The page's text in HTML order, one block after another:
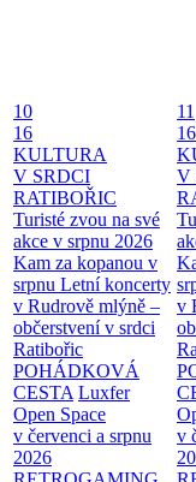
10
16
KULTURA
V SRDCI
RATIBOŘIC
Turisté zvou na své
akce v srpnu 2026
Kam za kopanou v
srpnu Letní koncerty
v Rudrově mlýně –
občerstvení v srdci
Ratibořic
POHÁDKOVÁ
CESTA Luxfer
Open Space
v červenci a srpnu
2026
11
16
V
v
v